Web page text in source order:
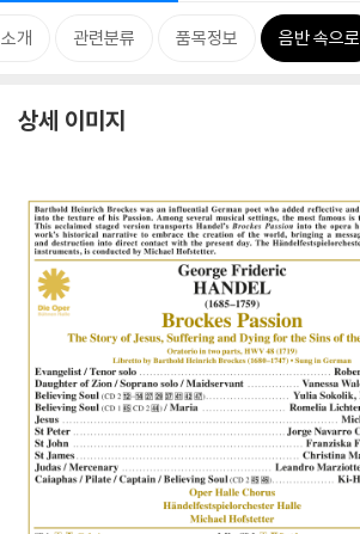
개 관련분류 품목정보 음반 속으로
상세 이미지